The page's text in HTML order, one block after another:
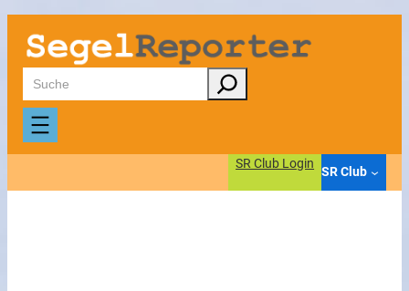
Zum
Inhalt
springen
Suchen
SR Club Login
SR Club